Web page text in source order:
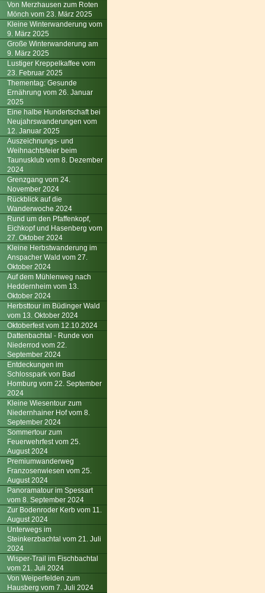
Von Merzhausen zum Roten
Mönch vom 23. März 2025
Kleine Winterwanderung vom
9. März 2025
Große Winterwanderung am
9. März 2025
Lustiger Kreppelkaffee vom
23. Februar 2025
Thementag: Gesunde
Ernährung vom 26. Januar
2025
Eine halbe Hundertschaft bei
Neujahrswanderungen vom
12. Januar 2025
Auszeichnungs- und
Weihnachtsfeier beim
Taunusklub vom 8. Dezember
2024
Grenzgang vom 24.
November 2024
Rückblick auf die
Wanderwoche 2024
Rund um den Pfaffenkopf,
Eichkopf und Hasenberg vom
27. Oktober 2024
Kleine Herbstwanderung im
Anspacher Wald vom 27.
Oktober 2024
Auf dem Mühlenweg nach
Heddernheim vom 13.
Oktober 2024
Herbsttour im Büdinger Wald
vom 13. Oktober 2024
Oktoberfest vom 12.10.2024
Dattenbachtal - Runde von
Niederrod vom 22.
September 2024
Entdeckungen im
Schlosspark von Bad
Homburg vom 22. September
2024
Kleine Wiesentour zum
Niedernhainer Hof vom 8.
September 2024
Sommertour zum
Feuerwehrfest vom 25.
August 2024
Premiumwanderweg
Franzosenwiesen vom 25.
August 2024
Panoramatour im Spessart
vom 8. September 2024
Zur Bodenroder Kerb vom 11.
August 2024
Unterwegs im
Steinkerzbachtal vom 21. Juli
2024
Wisper-Trail im Fischbachtal
vom 21. Juli 2024
Von Weiperfelden zum
Hausberg vom 7. Juli 2024